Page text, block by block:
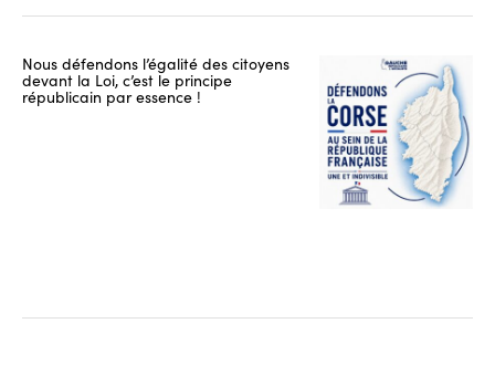
Nous défendons l’égalité des citoyens
devant la Loi, c’est le principe
républicain par essence !